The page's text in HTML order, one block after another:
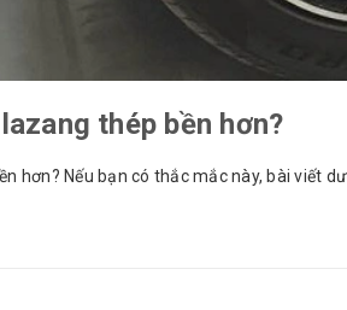
thép bền hơn?
hơn? Nếu bạn có thắc mắc này, bài viết